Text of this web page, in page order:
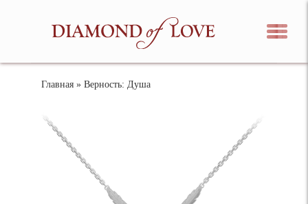
Главная » Верность: Душа